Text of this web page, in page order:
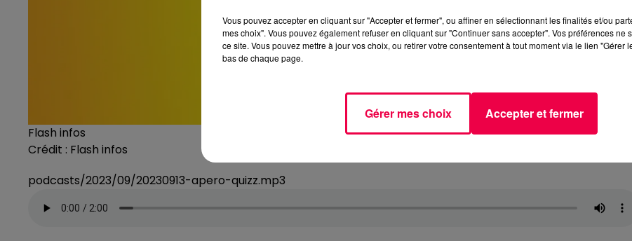
Flash infos
Crédit : Flash infos
podcasts/2023/09/20230913-apero-quizz.mp3
Vous pouvez accepter en cliquant sur "Accepter et fermer", ou affiner en sélectionnant les finalités et/ou
mes choix". Vous pouvez également refuser en cliquant sur "Continuer sans accepter". Vos préférences ne
ce site. Vous pouvez mettre à jour vos choix, ou retirer votre consentement à tout moment via le lien "Gérer
bas de chaque page.
Gérer mes choix Accepter et fermer